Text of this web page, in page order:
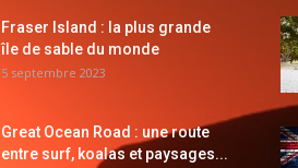
Fraser Island : la plus grande
île de sable du monde
5 septembre 2023
Great Ocean Road : une route
entre surf, koalas et paysages...